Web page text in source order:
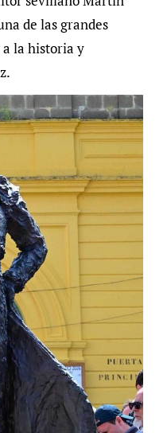
de las grandes
la historia y